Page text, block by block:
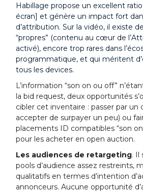
Habillage propose un excellent
écran] et génère un impact fort
d’attribution. Sur la vidéo, il existe
“propres” (contenu au cœur de
activé), encore trop rares dans
programmatique, et qui méritent
tous les devices.
L’information “son on ou off”
la bid request, deux opportunités
cibler cet inventaire : passer par un
accepter de surpayer un peu) ou
placements ID compatibles “son
pour les acheter en open auction.
Les audiences de retargeting. Il
pools d’audience assez restreints,
qualitatifs en termes d’intention
annonceurs. Aucune opportunité